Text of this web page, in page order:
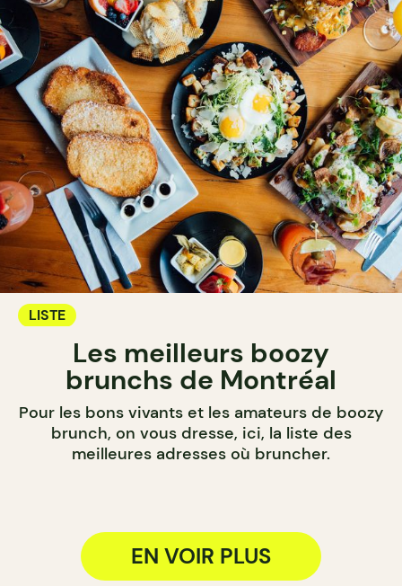
LISTE
Les meilleurs boozy
brunchs de Montréal
Pour les bons vivants et les amateurs de boozy
brunch, on vous dresse, ici, la liste des
meilleures adresses où bruncher.
EN VOIR PLUS